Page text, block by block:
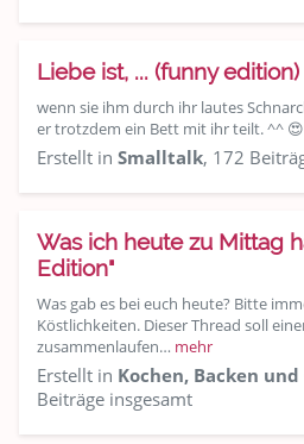
Liebe ist, ... (funny edition)
wenn sie ihm durch ihr lautes
er trotzdem ein Bett mit ihr teilt. ^^
Erstellt in Smalltalk, 172
Was ich heute zu Mittag
Edition"
Was gab es bei euch heute? Bitte
Köstlichkeiten. Dieser Thread soll
zusammenlaufen… mehr
Erstellt in Kochen, Backen
Beiträge insgesamt